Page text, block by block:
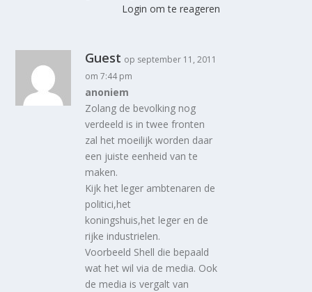
Login om te reageren
Guest op september 11, 2011
om 7:44 pm
anoniem
Zolang de bevolking nog
verdeeld is in twee fronten
zal het moeilijk worden daar
een juiste eenheid van te
maken.
Kijk het leger ambtenaren de
politici,het
koningshuis,het leger en de
rijke industrielen.
Voorbeeld Shell die bepaald
wat het wil via de media. Ook
de media is vergalt van